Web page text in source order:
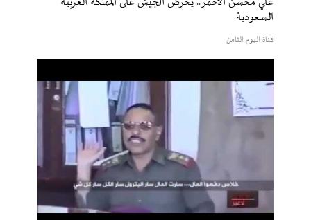
السعودية
قناة اليوم الثامن